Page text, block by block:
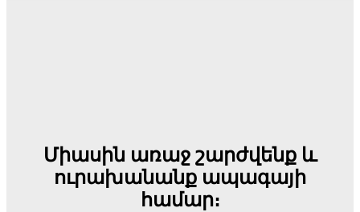
Միասին առաջ շարժվենք և
ուրախանանք ապագայի
համար։